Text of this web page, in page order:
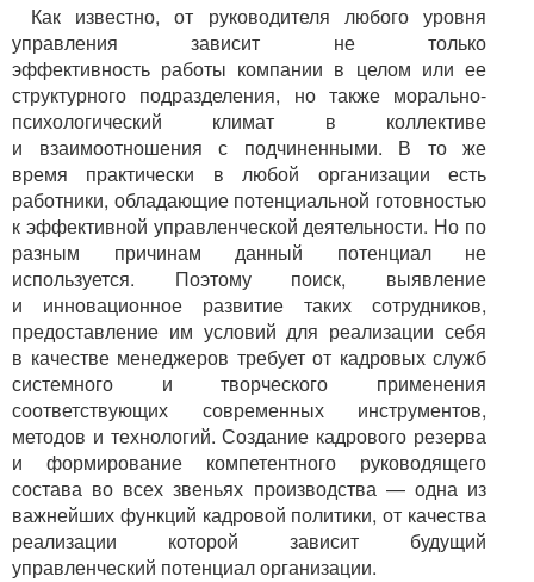
Как известно, от руководителя любого уровня
управления зависит не только
эффективность работы компании в целом или ее
структурного подразделения, но также морально-
психологический климат в коллективе
и взаимоотношения с подчиненными. В то же
время практически в любой организации есть
работники, обладающие потенциальной готовностью
к эффективной управленческой деятельности. Но по
разным причинам данный потенциал не
используется. Поэтому поиск, выявление
и инновационное развитие таких сотрудников,
предоставление им условий для реализации себя
в качестве менеджеров требует от кадровых служб
системного и творческого применения
соответствующих современных инструментов,
методов и технологий. Создание кадрового резерва
и формирование компетентного руководящего
состава во всех звеньях производства — одна из
важнейших функций кадровой политики, от качества
реализации которой зависит будущий
управленческий потенциал организации.